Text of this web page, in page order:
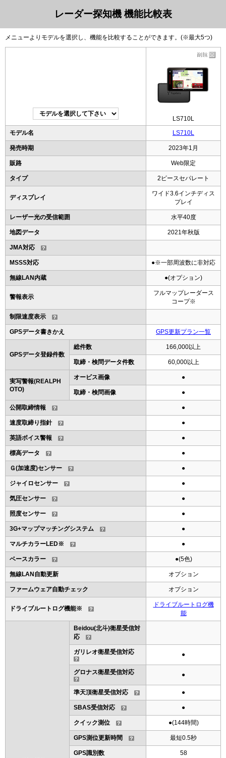
レーダー探知機 機能比較表
メニューよりモデルを選択し、機能を比較することができます。(※最大5つ)
LS710L
モデル名 LS710L
発売時期 2023年1月
販路 Web限定
タイプ 2ピースセパレート
ディスプレイ
ワイド3.6インチディス
プレイ
レーザー光の受信範囲 水平40度
地図データ 2021年秋版
JMA対応
MSSS対応 ●※一部周波数に非対応
無線LAN内蔵 ●(オプション)
警報表示
フルマップレーダース
コープ※
制限速度表示
GPSデータ書きかえ GPS更新プラン一覧
GPSデータ登録件数
総件数 166,000以上
取締・検問データ件数 60,000以上
実写警報(REALPH
OTO)
オービス画像 ●
取締・検問画像 ●
公開取締情報 ●
速度取締り指針 ●
英語ボイス警報 ●
標高データ ●
Ｇ(加速度)センサー ●
ジャイロセンサー ●
気圧センサー ●
照度センサー ●
3G+マップマッチングシステム ●
マルチカラーLED※ ●
ベースカラー ●(5色)
無線LAN自動更新 オプション
ファームウェア自動チェック オプション
ドライブルートログ機能※
ドライブルートログ機
能
Beidou(北斗)衛星受信対
応
ガリレオ衛星受信対応 ●
グロナス衛星受信対応 ●
準天頂衛星受信対応 ●
SBAS受信対応 ●
クイック測位 ●(144時間)
GPS測位更新時間 最短0.5秒
GPS識別数 58